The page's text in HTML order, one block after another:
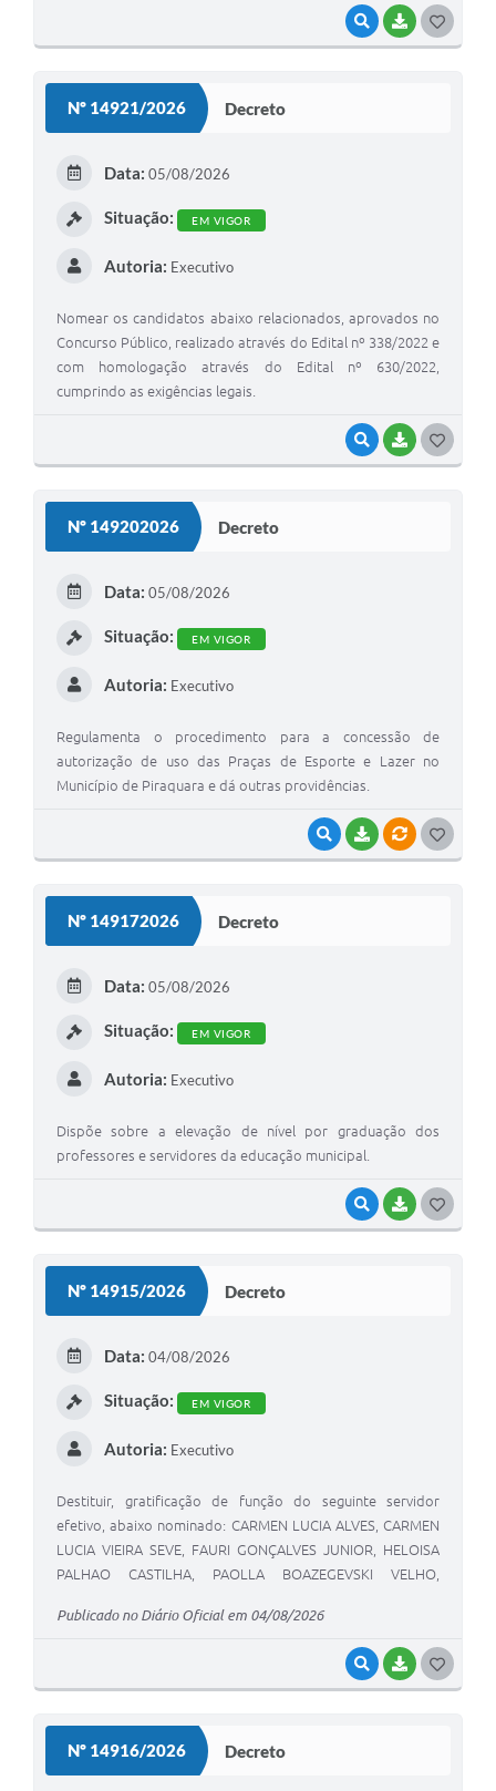
VISUALIZAR
BAIXAR
Nº 14921/2026 Decreto
VISUALIZAR
BAIXAR
Data: 05/08/2026
Situação: EM VIGOR
Autoria: Executivo
Nomear os candidatos abaixo relacionados, aprovados no
Concurso Público, realizado através do Edital nº 338/2022 e
com homologação através do Edital nº 630/2022,
cumprindo as exigências legais.
Nº 149202026 Decreto
VISUALIZAR
BAIXARVÍNCULOS
Data: 05/08/2026
Situação: EM VIGOR
Autoria: Executivo
Regulamenta o procedimento para a concessão de
autorização de uso das Praças de Esporte e Lazer no
Município de Piraquara e dá outras providências.
Nº 149172026 Decreto
VISUALIZAR
BAIXAR
Data: 05/08/2026
Situação: EM VIGOR
Autoria: Executivo
Dispõe sobre a elevação de nível por graduação dos
professores e servidores da educação municipal.
Nº 14915/2026 Decreto
VISUALIZAR
BAIXAR
Data: 04/08/2026
Situação: EM VIGOR
Autoria: Executivo
Destituir, gratificação de função do seguinte servidor
efetivo, abaixo nominado: CARMEN LUCIA ALVES, CARMEN
LUCIA VIEIRA SEVE, FAURI GONÇALVES JUNIOR, HELOISA
PALHAO CASTILHA, PAOLLA BOAZEGEVSKI VELHO,
Publicado no Diário Oficial em 04/08/2026
Nº 14916/2026 Decreto